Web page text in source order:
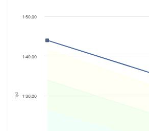
Tijd 1:30.00
1:40.00
1:50.00